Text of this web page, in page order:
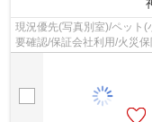
現況優先(写真別室)/ペット(
要確認/保証会社利用/火災
費用：77,000円(ご契約時に